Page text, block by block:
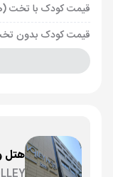
قیمت کودک با تخت
قیمت کودک بدون
هتل